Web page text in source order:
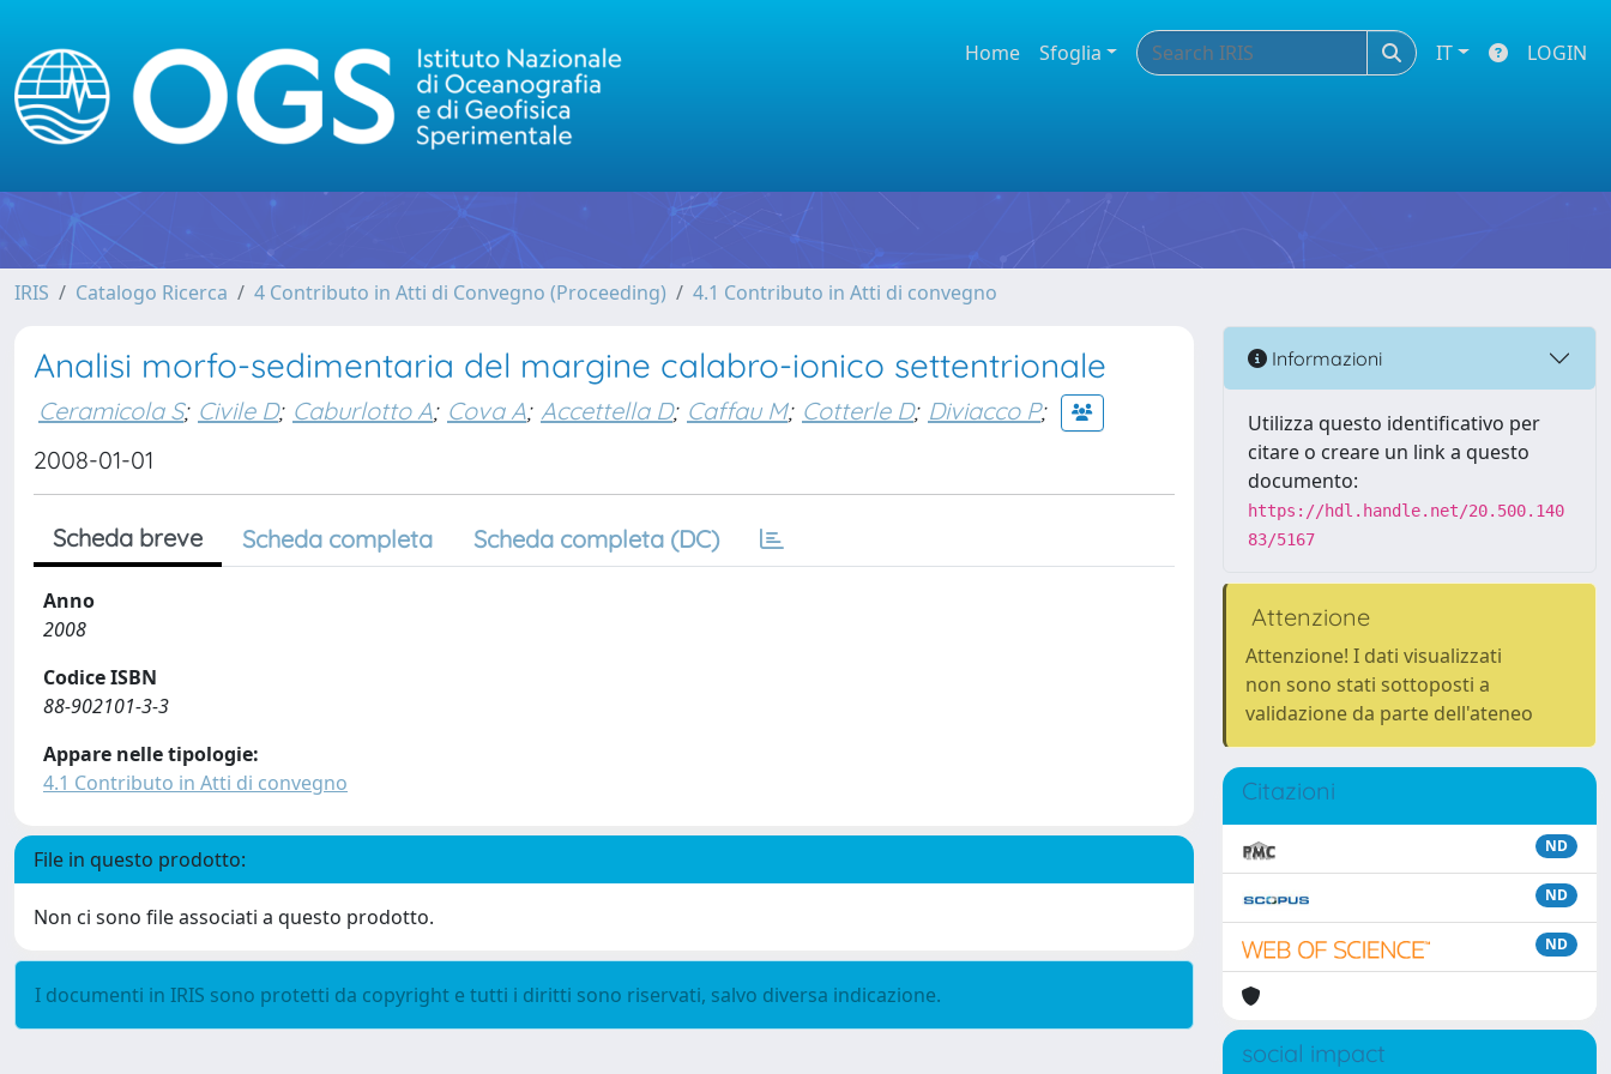
Home Sfoglia IT LOGIN
IRIS Catalogo Ricerca 4 Contributo in Atti di Convegno (Proceeding) 4.1 Contributo in Atti di convegno
Analisi morfo-sedimentaria del margine calabro-ionico settentrionale
Ceramicola S; Civile D; Caburlotto A; Cova A; Accettella D; Caffau M; Cotterle D; Diviacco P;
2008-01-01
Scheda breve Scheda completa Scheda completa (DC)
Anno
2008
Codice ISBN
88-902101-3-3
Appare nelle tipologie:
4.1 Contributo in Atti di convegno
File in questo prodotto:
Non ci sono file associati a questo prodotto.
I documenti in IRIS sono protetti da copyright e tutti i diritti sono riservati, salvo diversa indicazione.
Informazioni
Utilizza questo identificativo per
citare o creare un link a questo
documento:
https://hdl.handle.net/20.500.140
83/5167
Attenzione
Attenzione! I dati visualizzati
non sono stati sottoposti a
validazione da parte dell'ateneo
Citazioni
ND
ND
ND
social impact